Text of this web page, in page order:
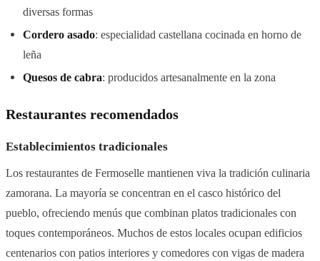
diversas formas
Cordero asado: especialidad castellana cocinada en horno de
leña
Quesos de cabra: producidos artesanalmente en la zona
Restaurantes recomendados
Establecimientos tradicionales
Los restaurantes de Fermoselle mantienen viva la tradición culinaria
zamorana. La mayoría se concentran en el casco histórico del
pueblo, ofreciendo menús que combinan platos tradicionales con
toques contemporáneos. Muchos de estos locales ocupan edificios
centenarios con patios interiores y comedores con vigas de madera